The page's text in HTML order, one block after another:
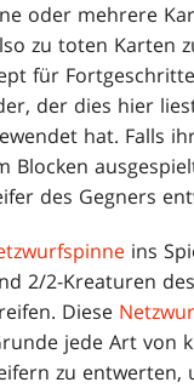
oder mehrere
zu toten Karten
für
der dies hier
hat. Falls
Blocken
des Gegners
ins
2/2-Kreaturen
Diese
jede Art von
zu entwerten,